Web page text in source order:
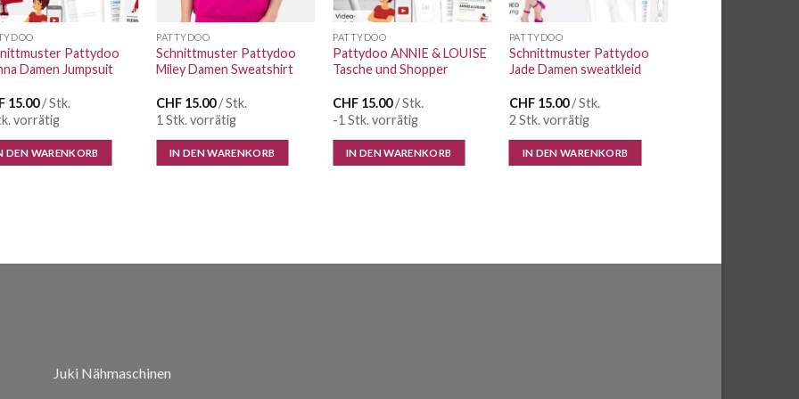
Pattydoo
Damen Jumpsuit
15.00/ Stk.
vorrätig
DEN WARENKORB
PATTYDOO
Schnittmuster Pattydoo
Miley Damen Sweatshirt
CHF 15.00/ Stk.
1 Stk. vorrätig
IN DEN WARENKORB
PATTYDOO
Pattydoo ANNIE & LOUISE
Tasche und Shopper
CHF 15.00/ Stk.
-1 Stk. vorrätig
IN DEN WARENKORB
PATTYDOO
Schnittmuster Pattydoo
Jade Damen sweatkleid
CHF15.00/ Stk.
2 Stk. vorrätig
IN DEN WARENKORB
Juki Nähmaschinen